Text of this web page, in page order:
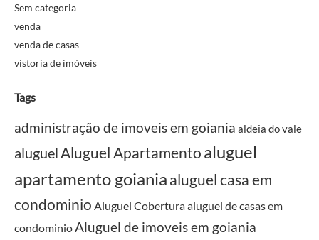
Sem categoria
venda
venda de casas
vistoria de imóveis
Tags
administração de imoveis em goiania aldeia do vale
aluguelAluguel Apartamentoaluguel
apartamento goianiaaluguel casa em
condominio Aluguel Coberturaaluguel de casas em
condominioAluguel de imoveis em goiania